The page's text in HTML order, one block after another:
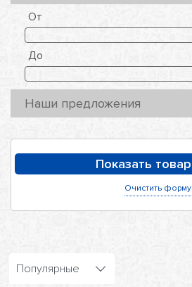
От
До
Наши предложения
Очистить форму
Популярные